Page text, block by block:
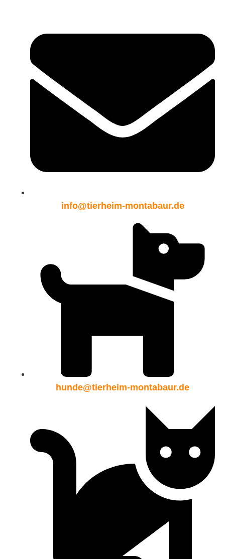
info@tierheim-montabaur.de
hunde@tierheim-montabaur.de